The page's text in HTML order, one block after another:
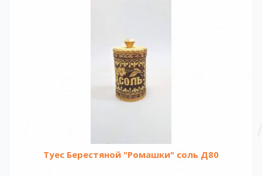
Туес Берестяной "Ромашки" соль Д80